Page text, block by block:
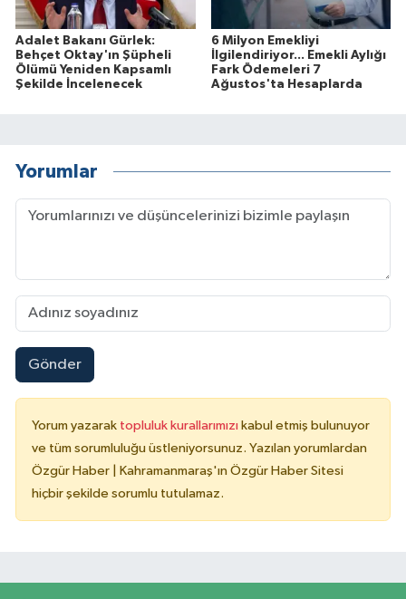
Adalet Bakanı Gürlek:
Behçet Oktay'ın Şüpheli
Ölümü Yeniden Kapsamlı
Şekilde İncelenecek
6 Milyon Emekliyi
İlgilendiriyor... Emekli Aylığı
Fark Ödemeleri 7
Ağustos'ta Hesaplarda
Yorumlar
Gönder
Yorum yazarak topluluk kurallarımızı kabul etmiş bulunuyor
ve tüm sorumluluğu üstleniyorsunuz. Yazılan yorumlardan
Özgür Haber | Kahramanmaraş'ın Özgür Haber Sitesi
hiçbir şekilde sorumlu tutulamaz.